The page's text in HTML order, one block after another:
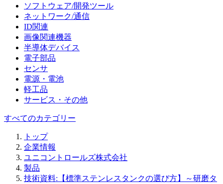
ソフトウェア/開発ツール
ネットワーク/通信
ID関連
画像関連機器
半導体デバイス
電子部品
センサ
電源・電池
軽工品
サービス・その他
すべてのカテゴリー
トップ
企業情報
ユニコントロールズ株式会社
製品
技術資料:【標準ステンレスタンクの選び方】～研磨タ